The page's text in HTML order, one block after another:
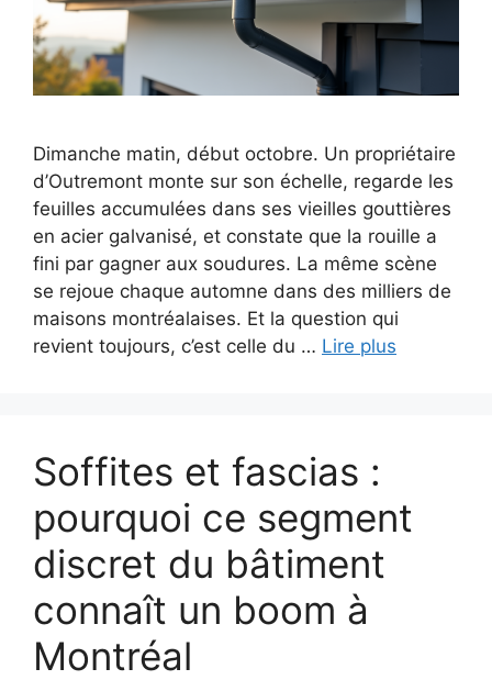
Dimanche matin, début octobre. Un propriétaire
d’Outremont monte sur son échelle, regarde les
feuilles accumulées dans ses vieilles gouttières
en acier galvanisé, et constate que la rouille a
fini par gagner aux soudures. La même scène
se rejoue chaque automne dans des milliers de
maisons montréalaises. Et la question qui
revient toujours, c’est celle du … Lire plus
Soffites et fascias :
pourquoi ce segment
discret du bâtiment
connaît un boom à
Montréal